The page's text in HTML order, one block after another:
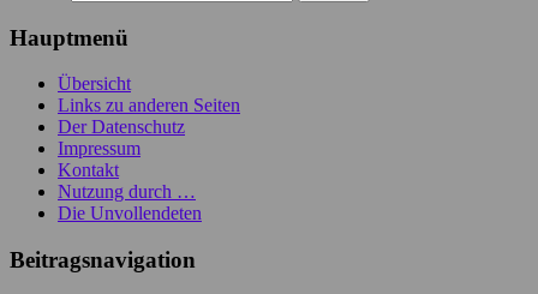
Hauptmenü
Übersicht
Links zu anderen Seiten
Der Datenschutz
Impressum
Kontakt
Nutzung durch …
Die Unvollendeten
Beitragsnavigation